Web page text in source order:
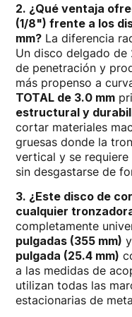
2. ¿Qué ventaja
(1/8") frente a los
mm?La diferencia
Un disco delgado
de penetración y
más propenso a
TOTAL de 3.0 mm
estructural y
cortar materiales
gruesas donde la
vertical y se
sin desgastarse de
3. ¿Este disco de
cualquier
completamente
pulgadas (355 mm)
pulgada (25.4 mm)
a las medidas de
utilizan todas las
estacionarias de